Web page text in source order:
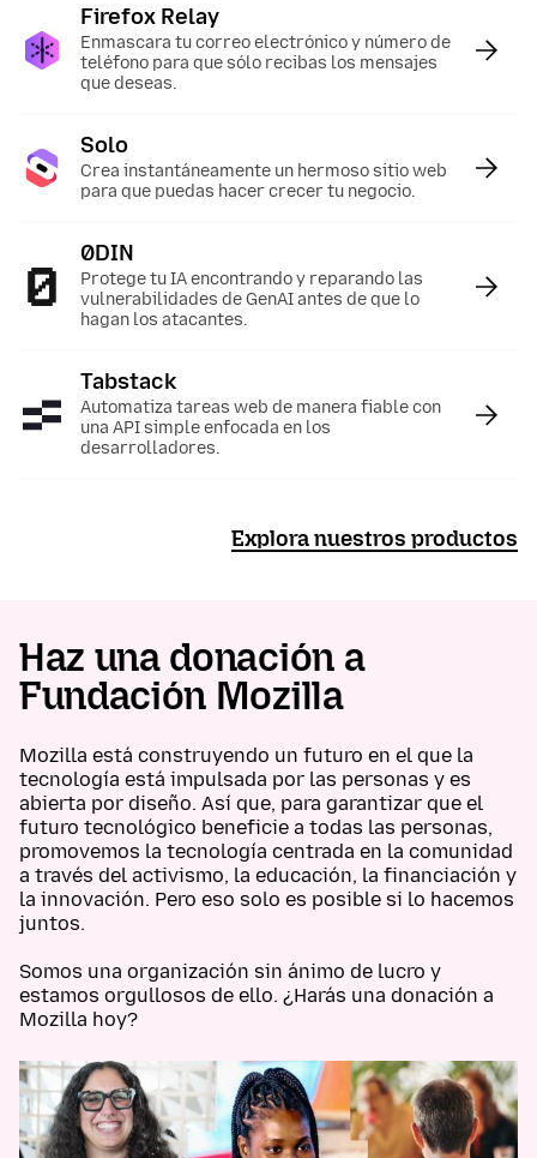
Firefox Relay
Enmascara tu correo electrónico y número de
teléfono para que sólo recibas los mensajes
que deseas.
Solo
Crea instantáneamente un hermoso sitio web
para que puedas hacer crecer tu negocio.
0DIN
Protege tu IA encontrando y reparando las
vulnerabilidades de GenAI antes de que lo
hagan los atacantes.
Tabstack:
Automatiza tareas web de manera fiable con
una API simple enfocada en los
desarrolladores.
Explora nuestros productos
Haz una donación a
Fundación Mozilla
Mozilla está construyendo un futuro en el que la
tecnología está impulsada por las personas y es
abierta por diseño. Así que, para garantizar que el
futuro tecnológico beneficie a todas las personas,
promovemos la tecnología centrada en la comunidad
a través del activismo, la educación, la financiación y
la innovación. Pero eso solo es posible si lo hacemos
juntos.
Somos una organización sin ánimo de lucro y
estamos orgullosos de ello. ¿Harás una donación a
Mozilla hoy?